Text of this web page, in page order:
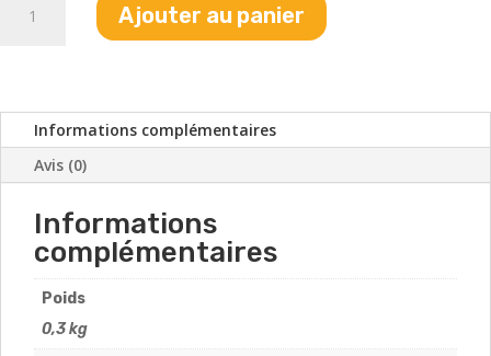
StarGate
Ajouter au panier
Informations complémentaires
Avis (0)
Informations
complémentaires
Poids
0,3 kg